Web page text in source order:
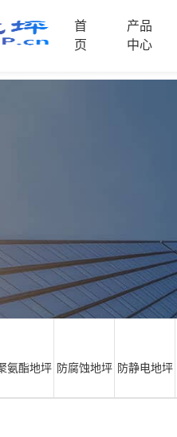
首
页
产品
中心
氨酯地坪 防腐蚀地坪 防静电地坪